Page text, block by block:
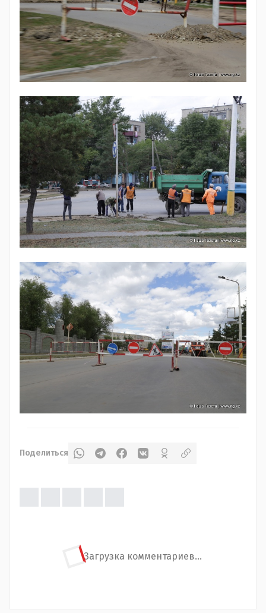
Поделиться
Загрузка комментариев...